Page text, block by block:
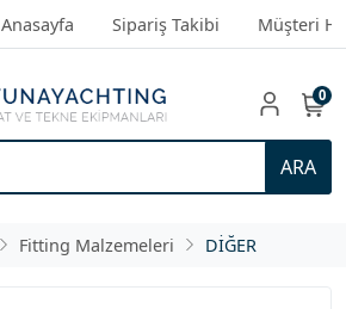
Anasayfa Sipariş Takibi Müşteri
ARA
0
Fitting Malzemeleri DİĞER